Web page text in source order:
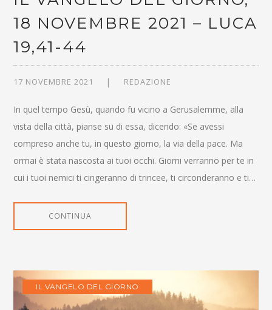
18 NOVEMBRE 2021 – LUCA
19,41-44
17 NOVEMBRE 2021 REDAZIONE
In quel tempo Gesù, quando fu vicino a Gerusalemme, alla
vista della città, pianse su di essa, dicendo: «Se avessi
compreso anche tu, in questo giorno, la via della pace. Ma
ormai è stata nascosta ai tuoi occhi. Giorni verranno per te in
cui i tuoi nemici ti cingeranno di trincee, ti circonderanno e ti…
CONTINUA
IL VANGELO DEL GIORNO